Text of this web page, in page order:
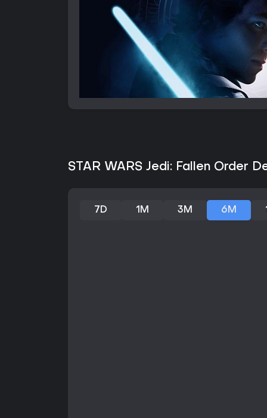
STAR WARS Jedi: Fallen Order
7D 1M 3M 6M